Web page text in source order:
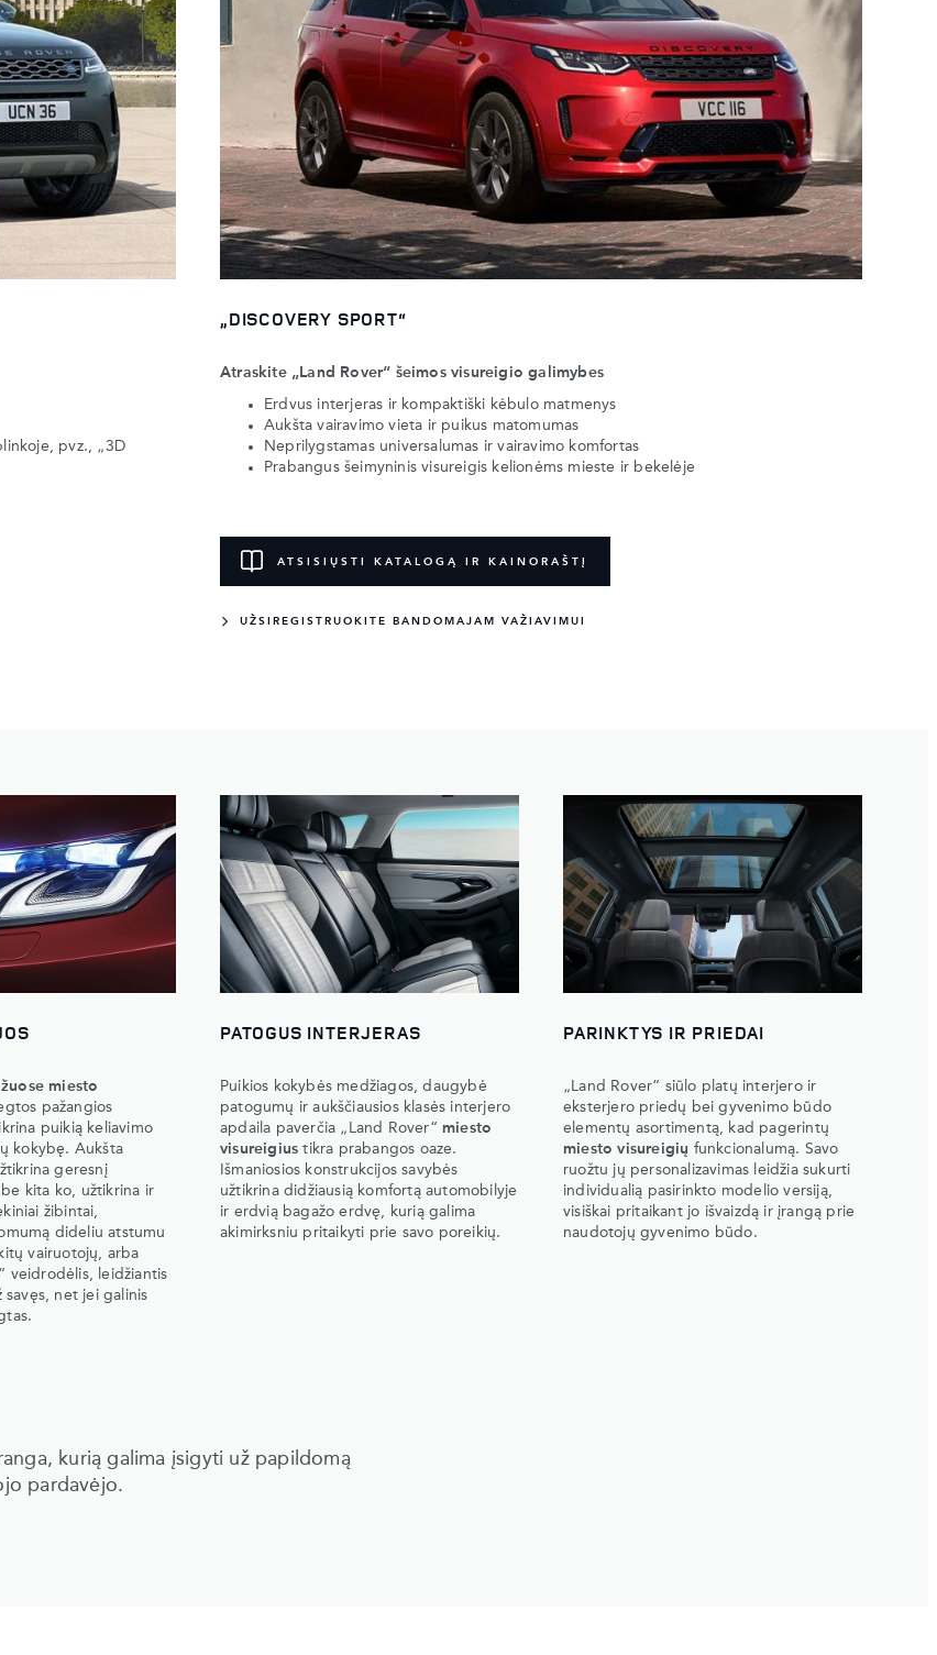
pvz., „3D
„DISCOVERY SPORT“
Atraskite „Land Rover“ šeimos visureigio galimybes
Erdvus interjeras ir kompaktiški kėbulo matmenys
Aukšta vairavimo vieta ir puikus matomumas
Neprilygstamas universalumas ir vairavimo komfortas
Prabangus šeimyninis visureigis kelionėms mieste ir bekelėje
ATSISIŲSTI KATALOGĄ IR KAINORAŠTĮ
UŽSIREGISTRUOKITE BANDOMAJAM VAŽIAVIMUI
miesto
pažangios
puikią keliavimo
kokybę. Aukšta
geresnį
kita ko, užtikrina ir
žibintai,
dideliu atstumu
vairuotojų, arba
veidrodėlis, leidžiantis
savęs, net jei galinis
PATOGUS INTERJERAS
Puikios kokybės medžiagos, daugybė
patogumų ir aukščiausios klasės interjero
apdaila paverčia „Land Rover“ miesto
visureigius tikra prabangos oaze.
Išmaniosios konstrukcijos savybės
užtikrina didžiausią komfortą automobilyje
ir erdvią bagažo erdvę, kurią galima
akimirksniu pritaikyti prie savo poreikių.
PARINKTYS IR PRIEDAI
„Land Rover“ siūlo platų interjero ir
eksterjero priedų bei gyvenimo būdo
elementų asortimentą, kad pagerintų
miesto visureigių funkcionalumą. Savo
ruožtu jų personalizavimas leidžia sukurti
individualią pasirinkto modelio versiją,
visiškai pritaikant jo išvaizdą ir įrangą prie
naudotojų gyvenimo būdo.
kurią galima įsigyti už papildomą
pardavėjo.